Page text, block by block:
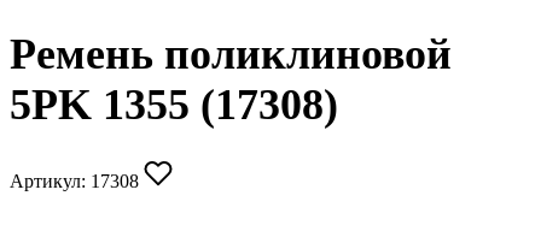
Ремень поликлиновой
5PK 1355 (17308)
Артикул: 17308